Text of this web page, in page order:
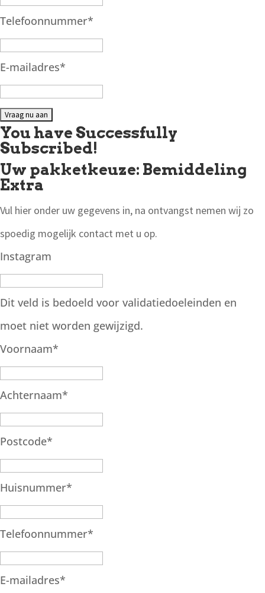
Telefoonnummer*
E-mailadres*
You have Successfully
Subscribed!
Uw pakketkeuze: Bemiddeling
Extra
Vul hier onder uw gegevens in, na ontvangst nemen wij zo
spoedig mogelijk contact met u op.
Instagram
Dit veld is bedoeld voor validatiedoeleinden en
moet niet worden gewijzigd.
Voornaam*
Achternaam*
Postcode*
Huisnummer*
Telefoonnummer*
E-mailadres*